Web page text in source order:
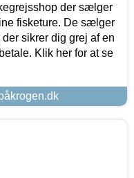
der sælger
fisketure. De sælger
sikrer dig grej af en
Klik her for at se